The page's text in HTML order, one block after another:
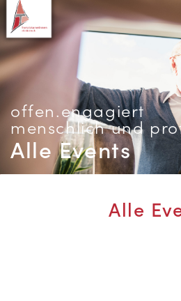
offen.engagiert
menschlich und
Alle Events
Alle